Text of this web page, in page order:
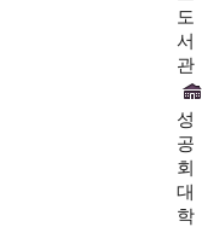
도
서
관
성
공
회
대
학